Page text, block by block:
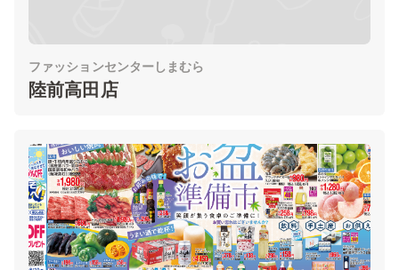
ファッションセンターしまむら
陸前高田店